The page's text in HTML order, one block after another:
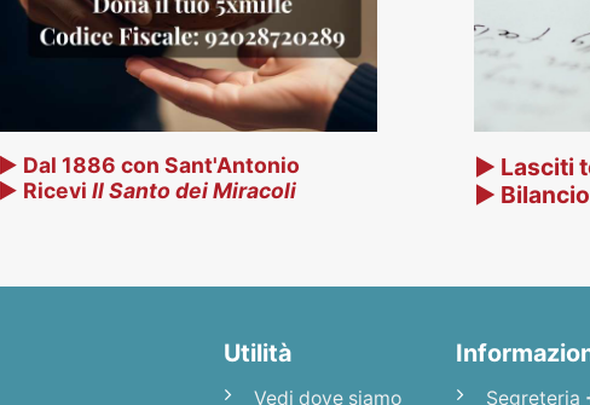
▶ Dal 1886 con Sant'Antonio
▶ RiceviIl Santo dei Miracoli
▶ Lasciti
▶
Utilità
Vedi dove siamo Segreteria